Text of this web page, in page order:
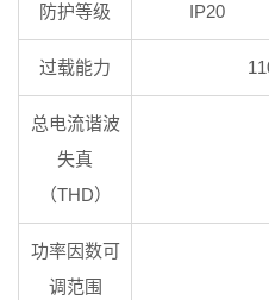
防护等级 IP20
过载能力
总电流谐波
失真
（THD）
功率因数可
调范围